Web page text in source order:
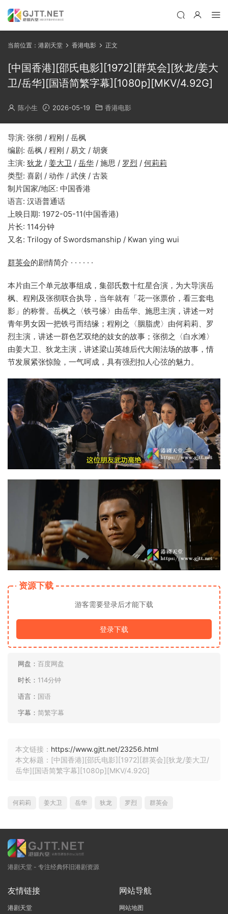
当前位置： 港剧天堂 香港电影 正文
[中国香港][邵氏电影][1972][群英会][狄龙/姜大
卫/岳华][国语简繁字幕][1080p][MKV/4.92G]
陈小生 2026-05-19 香港电影
导演: 张彻 / 程刚 / 岳枫
编剧: 岳枫 / 程刚 / 易文 / 胡褒
主演: 狄龙 / 姜大卫 / 岳华 / 施思 / 罗烈 / 何莉莉
类型: 喜剧 / 动作 / 武侠 / 古装
制片国家/地区: 中国香港
语言: 汉语普通话
上映日期: 1972-05-11(中国香港)
片长: 114分钟
又名: Trilogy of Swordsmanship / Kwan ying wui
群英会的剧情简介 · · · · · ·
本片由三个单元故事组成，集邵氏数十红星合演，为大导演岳
枫、程刚及张彻联合执导，当年就有「花一张票价，看三套电
影」的称誉。岳枫之〈铁弓缘〉由岳华、施思主演，讲述一对
青年男女因一把铁弓而结缘；程刚之〈胭脂虎〉由何莉莉、罗
烈主演，讲述一群色艺双绝的妓女的故事；张彻之〈白水滩〉
由姜大卫、狄龙主演，讲述梁山英雄后代大闹法场的故事，情
节发展紧张惊险，一气呵成，具有强烈扣人心弦的魅力。
资源下载
游客需要登录后才能下载
登录下载
网盘： 百度网盘
时长： 114分钟
语言： 国语
字幕： 简繁字幕
本文链接： https://www.gjtt.net/23256.html
本文标题：[中国香港][邵氏电影][1972][群英会][狄龙/姜大卫/
岳华][国语简繁字幕][1080p][MKV/4.92G]
何莉莉 姜大卫 岳华 狄龙 罗烈 群英会
港剧天堂 - 专注经典怀旧港剧资源
友情链接
港剧天堂
网站导航
网站地图